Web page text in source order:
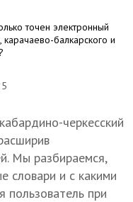
точен электронный
балкарского и
черкесский
Мы разбираемся,
словари и с какими
пользователь при